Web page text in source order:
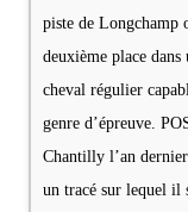
piste de Longchamp
deuxième place
cheval régulier
genre d’épreuve.
Chantilly l’an
un tracé sur lequel il